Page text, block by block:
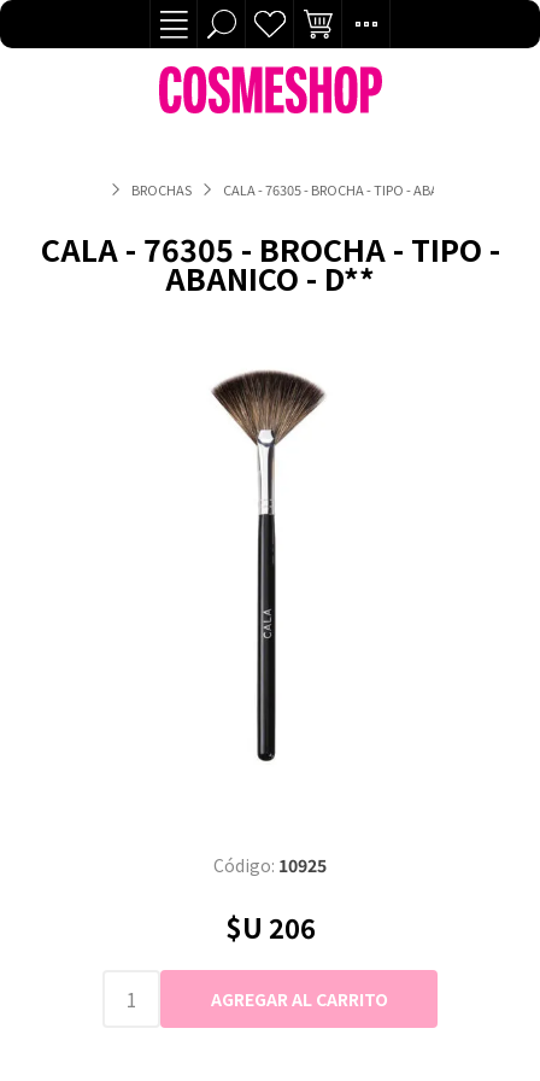
BROCHAS CALA - 76305 - BROCHA - TIPO - ABANICO - D**
CALA - 76305 - BROCHA - TIPO -
ABANICO - D**
Código: 10925
$U 206